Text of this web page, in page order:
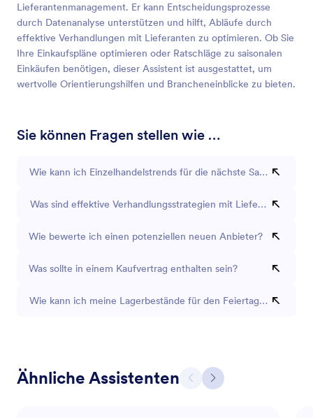
Lieferantenmanagement. Er kann Entscheidungsprozesse
durch Datenanalyse unterstützen und hilft, Abläufe durch
effektive Verhandlungen mit Lieferanten zu optimieren. Ob Sie
Ihre Einkaufspläne optimieren oder Ratschläge zu saisonalen
Einkäufen benötigen, dieser Assistent ist ausgestattet, um
wertvolle Orientierungshilfen und Brancheneinblicke zu bieten.
Sie können Fragen stellen wie …
Wie kann ich Einzelhandelstrends für die nächste Saison
Was sind effektive Verhandlungsstrategien mit Lieferanten?
Wie bewerte ich einen potenziellen neuen Anbieter?
Was sollte in einem Kaufvertrag enthalten sein?
Wie kann ich meine Lagerbestände für den Feiertagsale
Ähnliche Assistenten